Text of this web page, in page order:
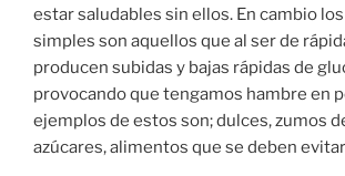
estar saludables sin ellos. En cambio
simples son aquellos que al ser de
producen subidas y bajas rápidas de
provocando que tengamos hambre en
ejemplos de estos son; dulces, zumos
azúcares, alimentos que se deben